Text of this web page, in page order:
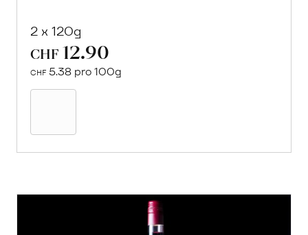
2 x 120g
CHF 12.90
CHF 5.38 pro 100g
erfahren